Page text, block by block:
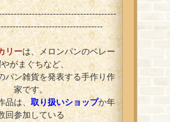
リーは、メロンパンのベレー
がまぐちなど、
パン雑貨を発表する手作り作
家です。
品は、取り扱いショップか年
回参加している